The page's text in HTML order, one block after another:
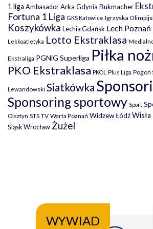
1 liga Ambasador Arka Gdynia Bukmacher
Fortuna 1 Liga GKS Katowice Igrzyska
Koszykówka Lechia Gdańsk Lech Poznań
Lekkoatletyka Lotto Ekstraklasa
Ekstraliga PGNiG Superliga Piłka
PKO Ekstraklasa PKOL Plus Liga Pogoń
Lewandowski Siatkówka
Sponsoring sportowy Sport
Olsztyn STS TV Warta Poznań Widzew Łódź
Śląsk Wrocław Żużel
WYWIAD